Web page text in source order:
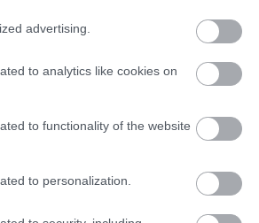
advertising.
to analytics like cookies on
to functionality of the website
to personalization.
ρεύμα να γίνει πανάκριβο.
σε χαμηλή τιμή στα
επάρκεια, παράγουν
το εξάγουν στην Ελλάδα
οι τιμές του ηλεκτρικού